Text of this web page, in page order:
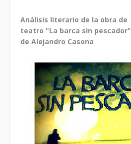
Análisis literario de la obra de
teatro "La barca sin pescador"
de Alejandro Casona